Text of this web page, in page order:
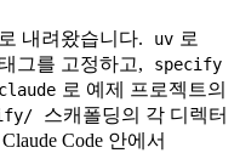
내려왔습니다. uv 로
그를 고정하고,
specify
로 예제 프로젝트의
스캐폴딩의 각 디렉터
Code 안에서